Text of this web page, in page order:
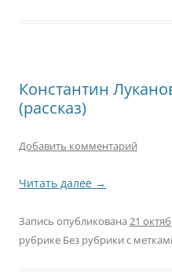
Константин
(рассказ)
Добавить комментарий
Читать далее →
Запись опубликована 21
рубрике Без рубрики с